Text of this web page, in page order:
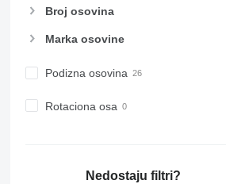
Broj osovina
Marka osovine
Podizna osovina
Rotaciona osa
Nedostaju filtri?